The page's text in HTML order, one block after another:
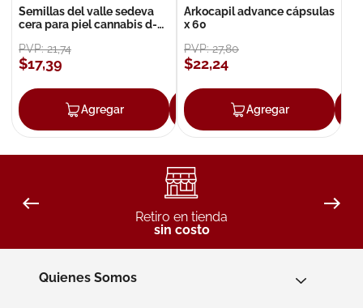
Semillas del valle sedeva
cera para piel cannabis d-
PVP:21,74
$17,39
Agregar Agregar
Arkocapil advance cápsulas
x 60
PVP:27,80
$22,24
Agregar
Retiro en tienda
sin costo
Quienes Somos